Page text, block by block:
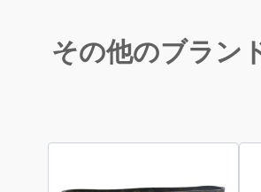
その他のブラン